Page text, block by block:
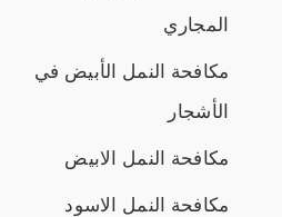
المجاري
مكافحة النمل الأبيض في
الأشجار
مكافحة النمل الابيض
مكافحة النمل الاسود